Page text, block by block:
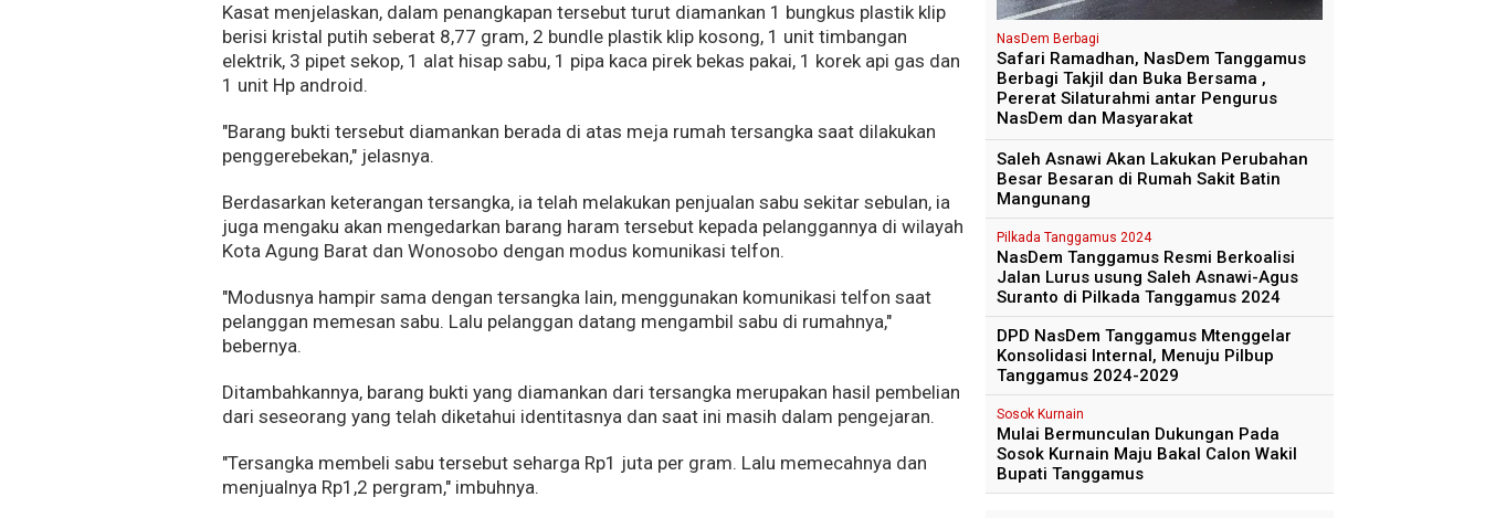
Kasat menjelaskan, dalam penangkapan tersebut turut diamankan 1 bungkus plastik klip
berisi kristal putih seberat 8,77 gram, 2 bundle plastik klip kosong, 1 unit timbangan
elektrik, 3 pipet sekop, 1 alat hisap sabu, 1 pipa kaca pirek bekas pakai, 1 korek api gas dan
1 unit Hp android.
"Barang bukti tersebut diamankan berada di atas meja rumah tersangka saat dilakukan
penggerebekan," jelasnya.
Berdasarkan keterangan tersangka, ia telah melakukan penjualan sabu sekitar sebulan, ia
juga mengaku akan mengedarkan barang haram tersebut kepada pelanggannya di wilayah
Kota Agung Barat dan Wonosobo dengan modus komunikasi telfon.
"Modusnya hampir sama dengan tersangka lain, menggunakan komunikasi telfon saat
pelanggan memesan sabu. Lalu pelanggan datang mengambil sabu di rumahnya,"
bebernya.
Ditambahkannya, barang bukti yang diamankan dari tersangka merupakan hasil pembelian
dari seseorang yang telah diketahui identitasnya dan saat ini masih dalam pengejaran.
"Tersangka membeli sabu tersebut seharga Rp1 juta per gram. Lalu memecahnya dan
menjualnya Rp1,2 pergram," imbuhnya.
NasDem Berbagi
Safari Ramadhan, NasDem Tanggamus
Berbagi Takjil dan Buka Bersama ,
Pererat Silaturahmi antar Pengurus
NasDem dan Masyarakat
Saleh Asnawi Akan Lakukan Perubahan
Besar Besaran di Rumah Sakit Batin
Mangunang
Pilkada Tanggamus 2024
NasDem Tanggamus Resmi Berkoalisi
Jalan Lurus usung Saleh Asnawi-Agus
Suranto di Pilkada Tanggamus 2024
DPD NasDem Tanggamus Mtenggelar
Konsolidasi Internal, Menuju Pilbup
Tanggamus 2024-2029
Sosok Kurnain
Mulai Bermunculan Dukungan Pada
Sosok Kurnain Maju Bakal Calon Wakil
Bupati Tanggamus